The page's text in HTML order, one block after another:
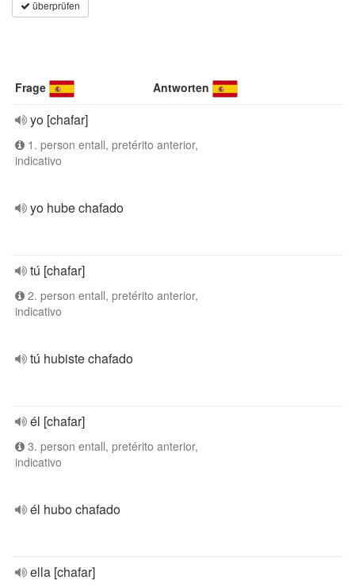
überprüfen
Frage Antworten
yo [chafar]
1. person entall, pretérito anterior,
indicativo
yo hube chafado
tú [chafar]
2. person entall, pretérito anterior,
indicativo
tú hubiste chafado
él [chafar]
3. person entall, pretérito anterior,
indicativo
él hubo chafado
ella [chafar]